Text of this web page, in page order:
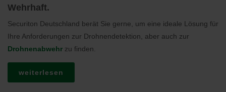
Wehrhaft.
Securiton Deutschland berät Sie gerne, um eine ideale Lösung für
Ihre Anforderungen zur Drohnendetektion, aber auch zur
Drohnenabwehr zu finden.
weiterlesen